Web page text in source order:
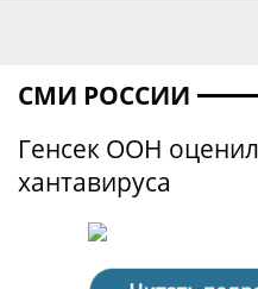
СМИ РОССИИ
Генсек ООН
хантавируса